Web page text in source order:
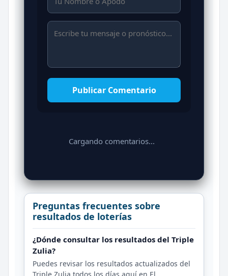
Publicar Comentario
Cargando comentarios...
Preguntas frecuentes sobre
resultados de loterías
¿Dónde consultar los resultados del Triple
Zulia?
Puedes revisar los resultados actualizados del